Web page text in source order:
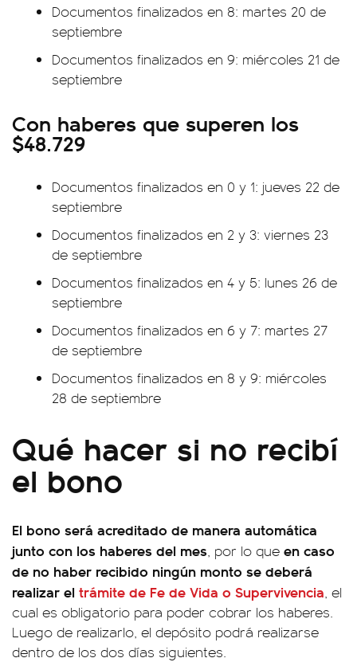
Documentos finalizados en 8: martes 20 de
septiembre
Documentos finalizados en 9: miércoles 21 de
septiembre
Con haberes que superen los
$48.729
Documentos finalizados en 0 y 1: jueves 22 de
septiembre
Documentos finalizados en 2 y 3: viernes 23
de septiembre
Documentos finalizados en 4 y 5: lunes 26 de
septiembre
Documentos finalizados en 6 y 7: martes 27
de septiembre
Documentos finalizados en 8 y 9: miércoles
28 de septiembre
Qué hacer si no recibí
el bono
El bono será acreditado de manera automática
junto con los haberes del mes, por lo que en caso
de no haber recibido ningún monto se deberá
realizar el trámite de Fe de Vida o Supervivencia, el
cual es obligatorio para poder cobrar los haberes.
Luego de realizarlo, el depósito podrá realizarse
dentro de los dos días siguientes.